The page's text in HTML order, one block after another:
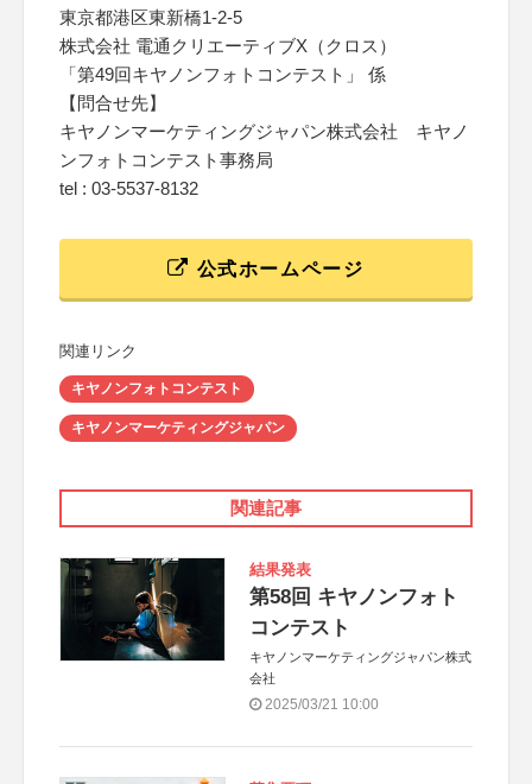
東京都港区東新橋1-2-5
株式会社 電通クリエーティブX（クロス）
「第49回キヤノンフォトコンテスト」 係
【問合せ先】
キヤノンマーケティングジャパン株式会社 キヤノ
ンフォトコンテスト事務局
tel : 03-5537-8132
公式ホームページ
関連リンク
キヤノンフォトコンテスト
キヤノンマーケティングジャパン
関連記事
結果発表
第58回 キヤノンフォト
コンテスト
キヤノンマーケティングジャパン株式
会社
2025/03/21 10:00